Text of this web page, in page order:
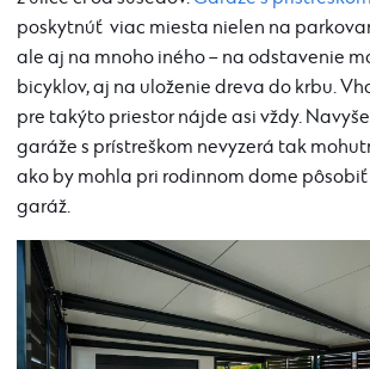
poskytnúť viac miesta nielen na
ale aj na mnoho iného – na odstavenie
bicyklov, aj na uloženie dreva do krbu.
pre takýto priestor nájde asi vždy.
garáže s prístreškom nevyzerá tak
ako by mohla pri rodinnom dome
garáž.